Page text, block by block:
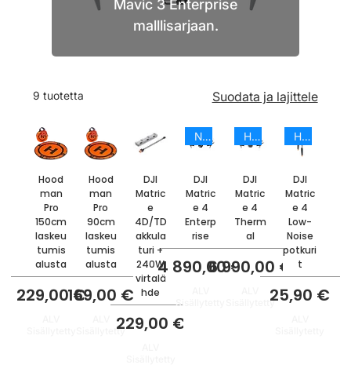
Mavic 3 Enterprise
malllisarjaan.
9 tuotetta Suodata ja lajittele
Hood
man
Pro
150cm
laskeu
tumis
alusta
Hinta
229,00 €
Hood
man
Pro
90cm
laskeu
tumis
alusta
Hinta
169,00 €
Sisällytetty
DJI
Matric
e
4D/TD
akkula
turi +
240W
virtalä
hde
Hinta
229,00 €
NEW HOT
DJI
Matric
e 4
Enterp
rise
Hinta
4 890,00 €
Sisällytetty
HOT NEW
DJI
Matric
e 4
Therm
al
Hinta
6 990,00 €
Sisällytetty
HOT NEW
DJI
Matric
e 4
Low-
Noise
potkuri
t
Hinta
25,90 €